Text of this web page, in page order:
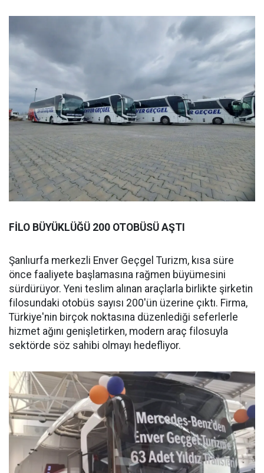
FİLO BÜYÜKLÜĞÜ 200 OTOBÜSÜ AŞTI
Şanlıurfa merkezli Enver Geçgel Turizm, kısa süre
önce faaliyete başlamasına rağmen büyümesini
sürdürüyor. Yeni teslim alınan araçlarla birlikte şirketin
filosundaki otobüs sayısı 200'ün üzerine çıktı. Firma,
Türkiye'nin birçok noktasına düzenlediği seferlerle
hizmet ağını genişletirken, modern araç filosuyla
sektörde söz sahibi olmayı hedefliyor.